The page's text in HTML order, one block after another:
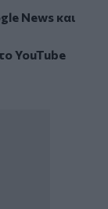
Newsκαι
YouTube